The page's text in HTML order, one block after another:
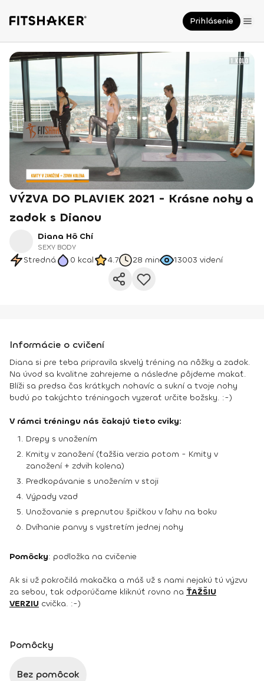
Prihlásenie
VÝZVA DO PLAVIEK 2021 - Krásne nohy a
zadok s Dianou
Diana Hô Chí
SEXY BODY
Stredná 0 kcal 4.7 28 min 13003 videní
Informácie o cvičení
Diana si pre teba pripravila skvelý tréning na nôžky a zadok.
Na úvod sa kvalitne zahrejeme a následne pôjdeme makať.
Blíži sa predsa čas krátkych nohavíc a sukní a tvoje nohy
budú po takýchto tréningoch vyzerať určite božsky. :-)
V rámci tréningu nás čakajú tieto cviky:
Drepy s unožením
Kmity v zanožení (ťažšia verzia potom - Kmity v
zanožení + zdvih kolena)
Predkopávanie s unožením v stoji
Výpady vzad
Unožovanie s prepnutou špičkou v ľahu na boku
Dvíhanie panvy s vystretím jednej nohy
Pomôcky: podložka na cvičenie
Ak si už pokročilá makačka a máš už s nami nejakú tú výzvu
za sebou, tak odporúčame kliknúť rovno na ŤAŽŠIU
VERZIU cvička. :-)
Pomôcky
Bez pomôcok